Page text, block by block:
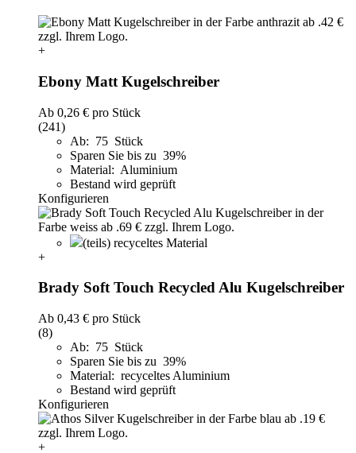
+
Ebony Matt Kugelschreiber
Ab 0,26 € pro Stück
(241)
Ab: 75 Stück
Sparen Sie bis zu 39%
Material: Aluminium
Bestand wird geprüft
Konfigurieren
(teils) recyceltes Material
+
Brady Soft Touch Recycled Alu Kugelschreiber
Ab 0,43 € pro Stück
(8)
Ab: 75 Stück
Sparen Sie bis zu 39%
Material: recyceltes Aluminium
Bestand wird geprüft
Konfigurieren
+